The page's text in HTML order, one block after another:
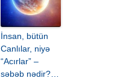
İnsan, bütün
Canlılar, niyə
“Acırlar” –
səbəb nədir?…